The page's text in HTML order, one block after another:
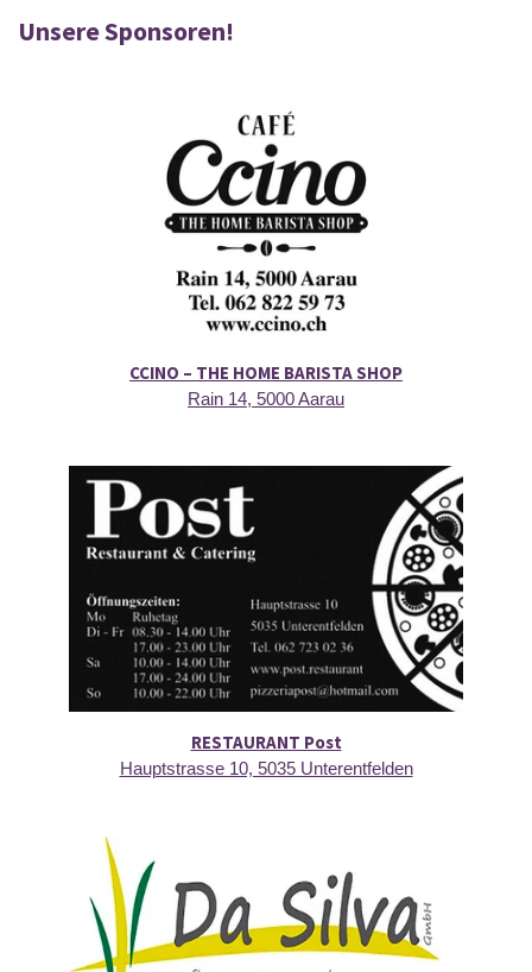
Unsere Sponsoren!
CCINO – THE HOME BARISTA SHOP
Rain 14, 5000 Aarau
RESTAURANT Post
Hauptstrasse 10, 5035 Unterentfelden